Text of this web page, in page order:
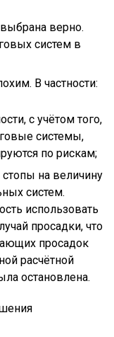
верно.
систем в
В частности:
с учётом того,
системы,
по рискам;
на величину
систем.
использовать
просадки, что
просадок
расчётной
остановлена.